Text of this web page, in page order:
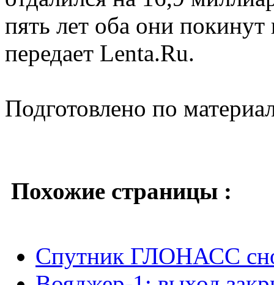
пять лет оба они
передает Lenta.Ru.
Подготовлено по
Похожие страницы :
Спутник ГЛОНАСС